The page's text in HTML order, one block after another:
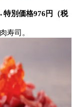
特別価格976円（税
寿司。